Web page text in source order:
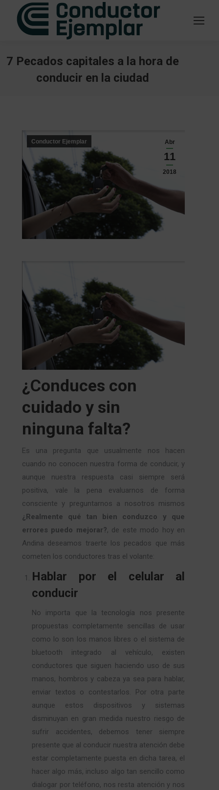
7 Pecados capitales a la hora de
conducir en la ciudad
Abr
11
2018
Conductor Ejemplar
¿Conduces con
cuidado y sin
ninguna falta?
Es una pregunta que usualmente nos hacen
cuando no conocen nuestra forma de conducir, y
aunque nuestra respuesta casi siempre será
positiva, vale la pena evaluarnos de forma
consciente y preguntarnos a nosotros mismos
¿Realmente qué tan bien conduzco y que
errores puedo mejorar?, de este modo hoy en
Andina deseamos traerte los pecados que más
cometen los conductores tras el volante:
Hablar por el celular al
conducir
No importa que la tecnología nos presente
propuestas completamente sencillas de usar
como lo son los manos libres o el sistema de
bluetooth integrado al vehículo, existen
conductores que siguen haciendo uso de sus
manos, hombros y cabeza ya sea para hablar,
enviar textos o contestarlos. Por otra parte
aunque estos dispositivos y sistemas
disminuyan en gran medida nuestro riesgo de
sufrir accidentes, debemos tener siempre
presente que al conducir nuestra atención debe
estar completamente puesta en dicha tarea, el
hacer algo más, incluso algo tan sencillo como
dialogar por teléfono, nos resta atención y nos